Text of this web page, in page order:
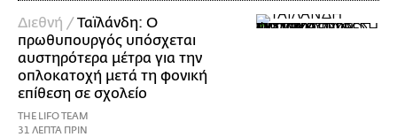
Διεθνή /Ταϊλάνδη: Ο
πρωθυπουργός υπόσχεται
αυστηρότερα μέτρα για την
οπλοκατοχή μετά τη φονική
επίθεση σε σχολείο
THE LIFO TEAM
31 ΛΕΠΤΑ ΠΡΙΝ